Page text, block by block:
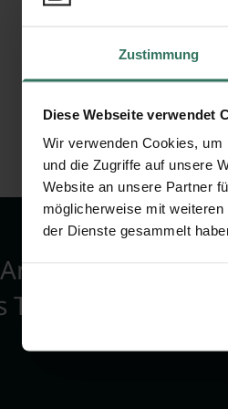
Zustimmung
Diese Webseite verwendet
Wir verwenden Cookies,
und die Zugriffe auf unsere
Website an unsere Partner
möglicherweise mit
der Dienste gesammelt
Bestattung